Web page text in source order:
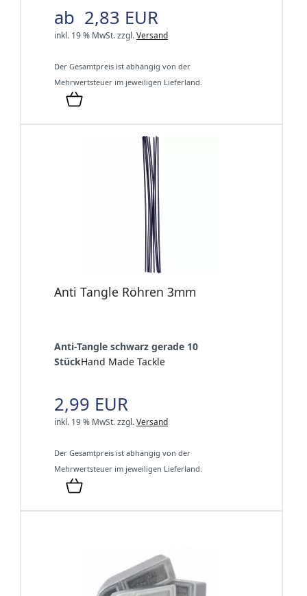
ab 2,83 EUR
inkl. 19 % MwSt.zzgl.Versand
Der Gesamtpreis ist abhängig von der
Mehrwertsteuer im jeweiligen Lieferland.
Anti Tangle Röhren 3mm
Anti-Tangle schwarz gerade 10
StückHand Made Tackle
2,99 EUR
inkl. 19 % MwSt.zzgl.Versand
Der Gesamtpreis ist abhängig von der
Mehrwertsteuer im jeweiligen Lieferland.